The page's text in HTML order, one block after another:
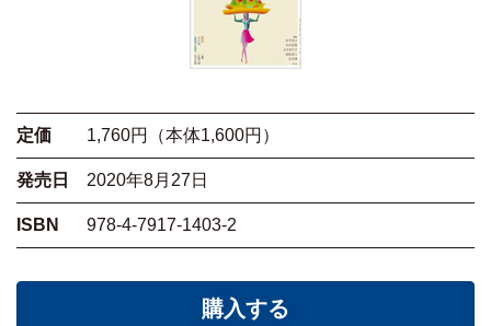
定価 1,760円（本体1,600円）
発売日 2020年8月27日
ISBN 978-4-7917-1403-2
購入する